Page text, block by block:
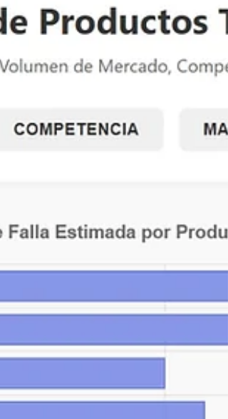
Protección contra Sobrecorriente):
Actúa cuando la corriente supera
niveles seguros en el circuito. Si un
componente interno de tu celular
se sobrecaliente o incl